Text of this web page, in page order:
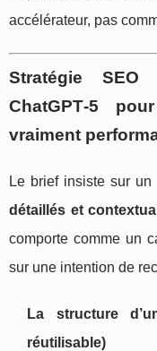
accélérateur, pas
Stratégie SEO
ChatGPT‑5
vraiment
Le brief insiste sur
détaillés et
comporte comme un
sur une intention de
La structure
réutilisable)